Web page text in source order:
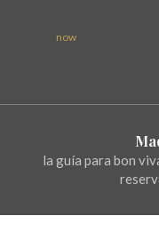
now
la guía para bon